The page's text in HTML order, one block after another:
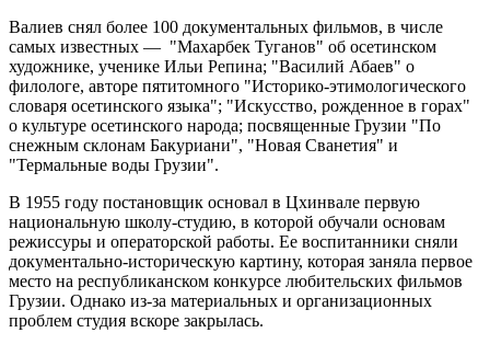
Валиев снял более 100 документальных фильмов, в числе
самых известных — "Махарбек Туганов" об осетинском
художнике, ученике Ильи Репина; "Василий Абаев" о
филологе, авторе пятитомного "Историко-этимологического
словаря осетинского языка"; "Искусство, рожденное в горах"
о культуре осетинского народа; посвященные Грузии "По
снежным склонам Бакуриани", "Новая Сванетия" и
"Термальные воды Грузии".
В 1955 году постановщик основал в Цхинвале первую
национальную школу-студию, в которой обучали основам
режиссуры и операторской работы. Ее воспитанники сняли
документально-историческую картину, которая заняла первое
место на республиканском конкурсе любительских фильмов
Грузии. Однако из-за материальных и организационных
проблем студия вскоре закрылась.